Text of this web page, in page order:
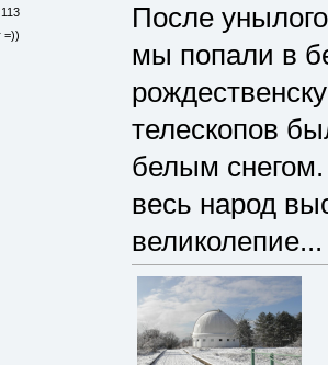
=))
После
мы попали в
телескопов
белым
весь народ
великолепие...